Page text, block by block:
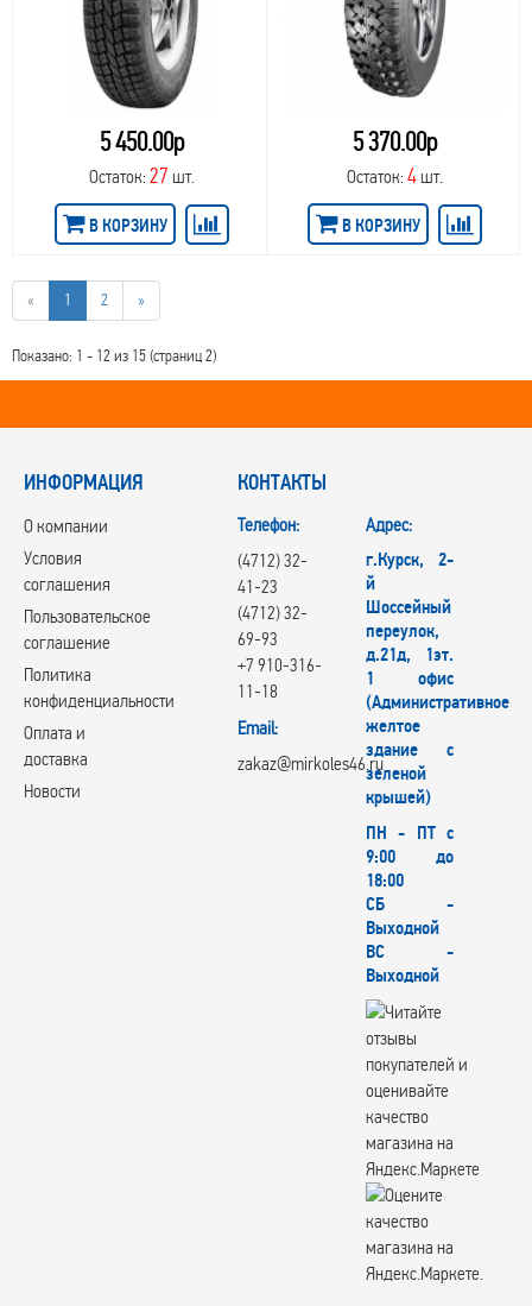
5 450.00р
Остаток: 27 шт.
В КОРЗИНУ
5 370.00р
Остаток:4шт.
В КОРЗИНУ
« 1 2 »
Показано: 1 - 12 из 15 (страниц 2)
ИНФОРМАЦИЯ
О компании
Условия
соглашения
Пользовательское
соглашение
Политика
конфиденциальности
Оплата и
доставка
Новости
КОНТАКТЫ
Телефон:
(4712) 32-
41-23
(4712) 32-
69-93
+7 910-316-
11-18
Email:
zakaz@mirkoles46.ru
Адрес:
г.Курск, 2-
й
Шоссейный
переулок,
д.21д, 1эт.
1 офис
(Административное
желтое
здание с
зеленой
крышей)
ПН - ПТ с
9:00 до
18:00
СБ -
Выходной
ВС -
Выходной